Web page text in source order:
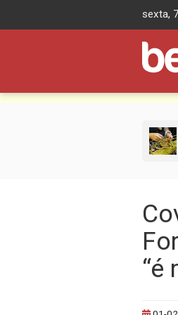
sexta,
“é